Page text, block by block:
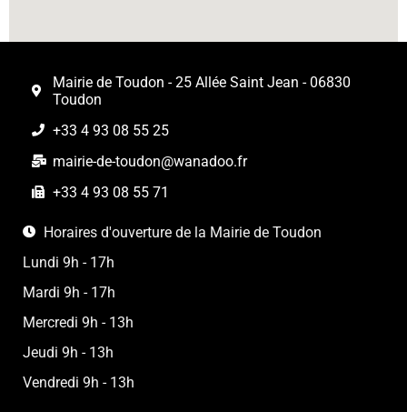
Mairie de Toudon - 25 Allée Saint Jean - 06830
Toudon
+33 4 93 08 55 25
mairie-de-toudon@wanadoo.fr
+33 4 93 08 55 71
Horaires d'ouverture de la Mairie de Toudon
Lundi 9h - 17h
Mardi 9h - 17h
Mercredi 9h - 13h
Jeudi 9h - 13h
Vendredi 9h - 13h